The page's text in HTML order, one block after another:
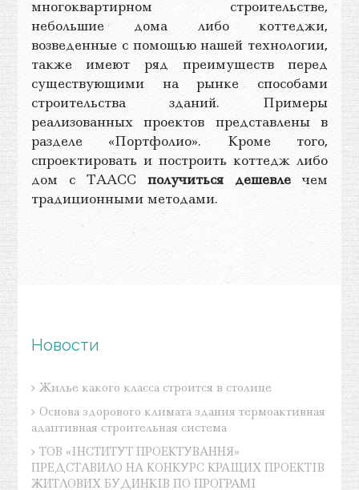
многоквартирном строительстве,
небольшие дома либо коттеджи,
возведенные с помощью нашей технологии,
также имеют ряд преимуществ перед
существующими на рынке способами
строительства зданий. Примеры
реализованных проектов представлены в
разделе «Портфолио». Кроме того,
спроектировать и построить коттедж либо
дом с ТААССполучиться дешевле чем
традиционными методами.
Новости
Жилье какого класса строится в столице
Основа здорового климата здания термоактивная
адаптивная строительная система
ТОВ «ІНСТИТУТ ПРОЕКТУВАННЯ»
ПРЕДСТАВИЛО НА КОНКУРС КРАЩИХ ПРОЕКТІВ
ЖИТЛОВИХ БУДИНКІВ ПО ПРОГРАМІ